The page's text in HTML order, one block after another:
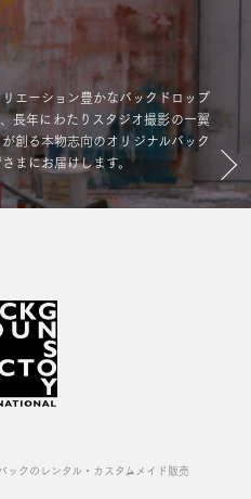
エーション豊かなバックドロップ
長年にわたりスタジオ撮影の一翼
創る本物志向のオリジナルバック
まにお届けします。
ックのレンタル・カスタムメイド販売